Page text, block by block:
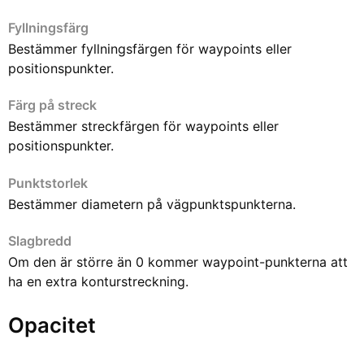
Fyllningsfärg
Bestämmer fyllningsfärgen för waypoints eller
positionspunkter.
Färg på streck
Bestämmer streckfärgen för waypoints eller
positionspunkter.
Punktstorlek
Bestämmer diametern på vägpunktspunkterna.
Slagbredd
Om den är större än 0 kommer waypoint-punkterna att
ha en extra konturstreckning.
Opacitet